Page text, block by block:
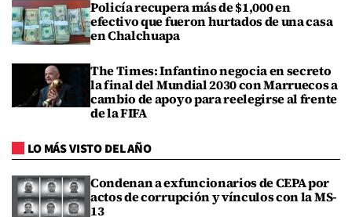
Policía recupera más de $1,000 en
efectivo que fueron hurtados de una casa
en Chalchuapa
The Times: Infantino negocia en secreto
la final del Mundial 2030 con Marruecos a
cambio de apoyo para reelegirse al frente
de la FIFA
LO MÁS VISTO DEL AÑO
Condenan a exfuncionarios de CEPA por
actos de corrupción y vínculos con la MS-
13